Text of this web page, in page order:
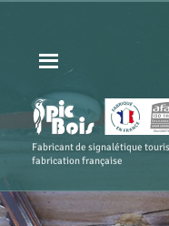
Fabricant de signalétique
fabrication française